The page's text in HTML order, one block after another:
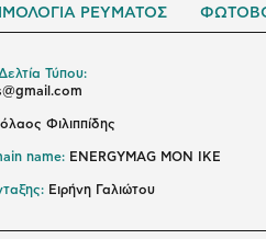
ΡΕΥΜΑΤΟΣ
Τύπου:
Φιλιππίδης
name: ENERGYMAG ΜΟΝ ΙΚΕ
Ειρήνη Γαλιώτου